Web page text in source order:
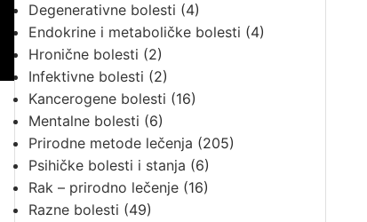
Degenerativne bolesti (4)
Endokrine i metaboličke bolesti (4)
Hronične bolesti (2)
Infektivne bolesti (2)
Kancerogene bolesti (16)
Mentalne bolesti (6)
Prirodne metode lečenja (205)
Psihičke bolesti i stanja (6)
Rak – prirodno lečenje(16)
Razne bolesti (49)